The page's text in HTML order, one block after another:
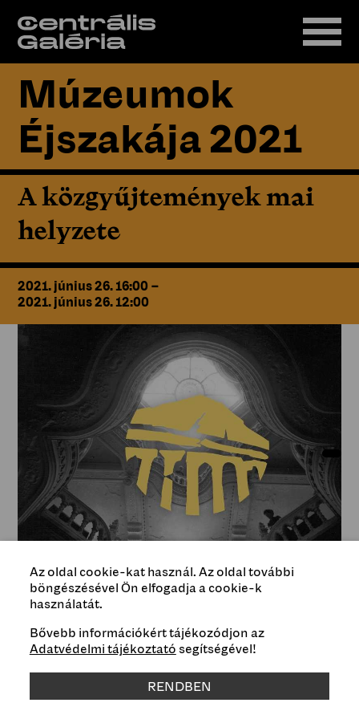
Múzeumok
Éjszakája 2021
A közgyűjtemények mai
helyzete
2021. június 26. 16:00 –
2021. június 26. 12:00
Típus
Esemény
Az oldal cookie-kat használ. Az oldal további
böngészésével Ön elfogadja a cookie-k
használatát.
Bővebb információkért tájékozódjon az
Adatvédelmi tájékoztató segítségével!
RENDBEN